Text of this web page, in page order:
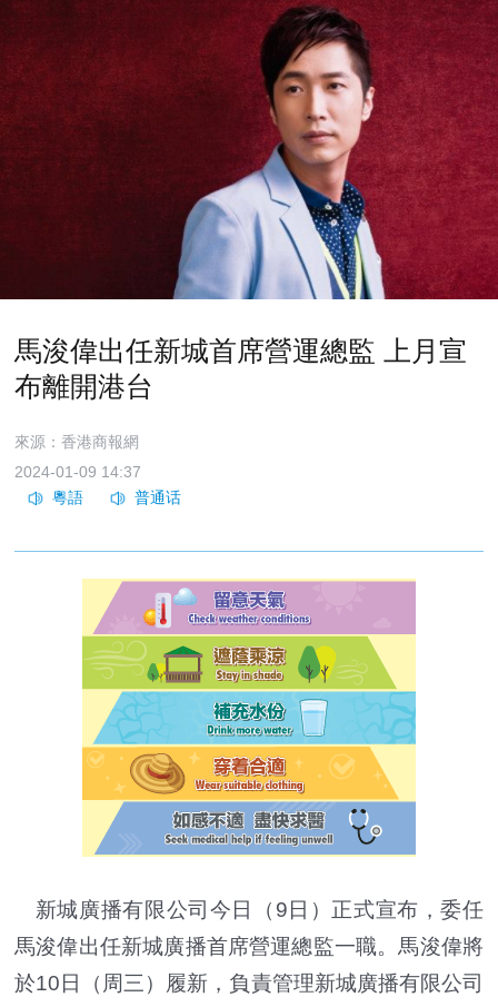
馬浚偉出任新城首席營運總監 上月宣
布離開港台
來源：香港商報網
2024-01-09 14:37
新城廣播有限公司今日（9日）正式宣布，委任
馬浚偉出任新城廣播首席營運總監一職。馬浚偉將
於10日（周三）履新，負責管理新城廣播有限公司